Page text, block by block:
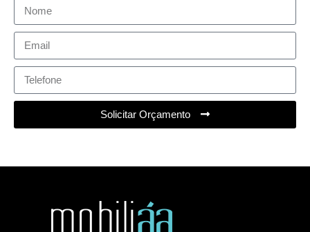
Solicitar Orçamento